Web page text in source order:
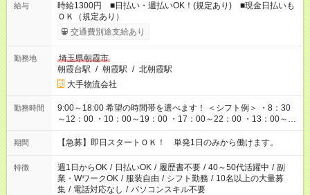
給与
時給1300円 ■日払い・週払いOK！(規定あり) ■現金日払いも
ＯＫ（規定あり）
交通費別途支給あり
勤務地
埼玉県朝霞市
朝霞台駅 / 朝霞駅 / 北朝霞駅
大手物流会社
勤務時間
9:00～18:00 希望の時間帯を選べます！ ＜シフト例＞ ・8：30
～12：00 ・10：00～19：00 ・17：00～22：00 ・13：00～
22：00 ・22：00～翌6：00 など
期間 【急募】即日スタートＯＫ！ 単発1日のみから働けます。
特徴 週1日からOK / 日払いOK / 履歴書不要 / 40～50代活躍中 / 副
業・WワークOK / 服装自由 / シフト勤務 / 10名以上の大量募
集 / 電話対応なし / パソコンスキル不要